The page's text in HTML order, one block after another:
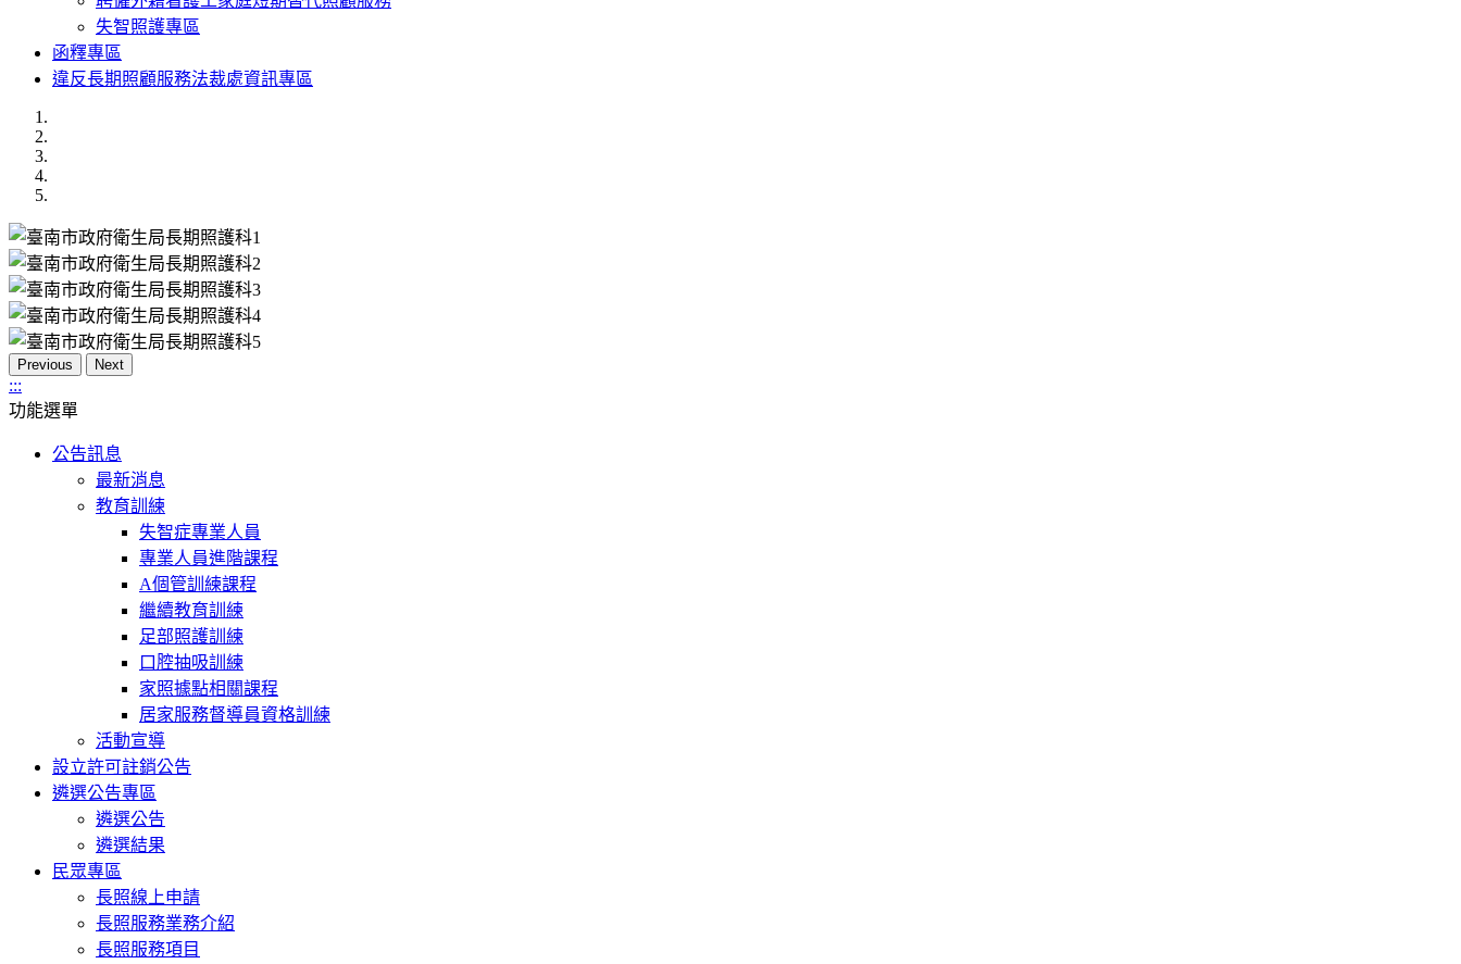
失智照護專區
函釋專區
違反長期照顧服務法裁處資訊專區
Previous Next
:::
功能選單
公告訊息
最新消息
教育訓練
失智症專業人員
專業人員進階課程
A個管訓練課程
繼續教育訓練
足部照護訓練
口腔抽吸訓練
家照據點相關課程
居家服務督導員資格訓練
活動宣導
設立許可註銷公告
遴選公告專區
遴選公告
遴選結果
民眾專區
長照線上申請
長照服務業務介紹
長照服務項目